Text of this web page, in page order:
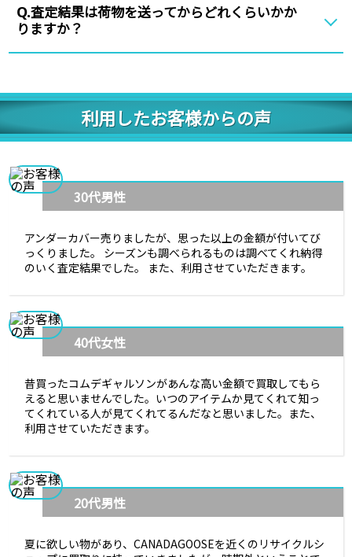
Q.査定結果は荷物を送ってからどれくらいかか
りますか？
利用したお客様からの声
30代男性
アンダーカバー売りましたが、思った以上の金額が付いてび
っくりました。 シーズンも調べられるものは調べてくれ納得
のいく査定結果でした。 また、利用させていただきます。
40代女性
昔買ったコムデギャルソンがあんな高い金額で買取してもら
えると思いませんでした。いつのアイテムか見てくれて知っ
てくれている人が見てくれてるんだなと思いました。また、
利用させていただきます。
20代男性
夏に欲しい物があり、CANADAGOOSEを近くのリサイクルシ